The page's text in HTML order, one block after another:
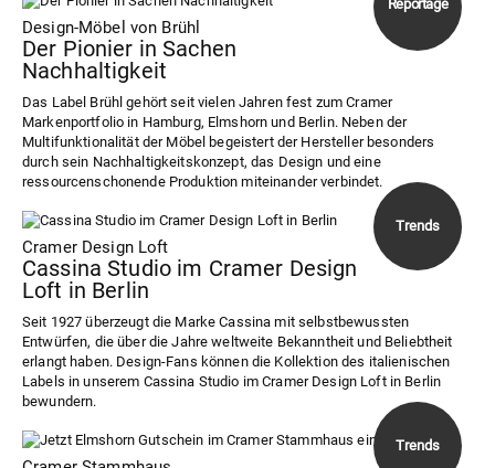
Design-Möbel von Brühl
Der Pionier in Sachen
Nachhaltigkeit
Das Label Brühl gehört seit vielen Jahren fest zum Cramer
Markenportfolio in Hamburg, Elmshorn und Berlin. Neben der
Multifunktionalität der Möbel begeistert der Hersteller besonders
durch sein Nachhaltigkeitskonzept, das Design und eine
ressourcenschonende Produktion miteinander verbindet.
Cramer Design Loft
Cassina Studio im Cramer Design
Loft in Berlin
Seit 1927 überzeugt die Marke Cassina mit selbstbewussten
Entwürfen, die über die Jahre weltweite Bekanntheit und Beliebtheit
erlangt haben. Design-Fans können die Kollektion des italienischen
Labels in unserem Cassina Studio im Cramer Design Loft in Berlin
bewundern.